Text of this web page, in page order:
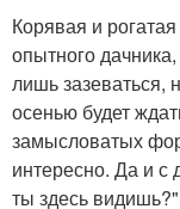
Корявая и
опытного
лишь зазеваться,
осенью будет
замысловатых
интересно. Да и с
ты здесь